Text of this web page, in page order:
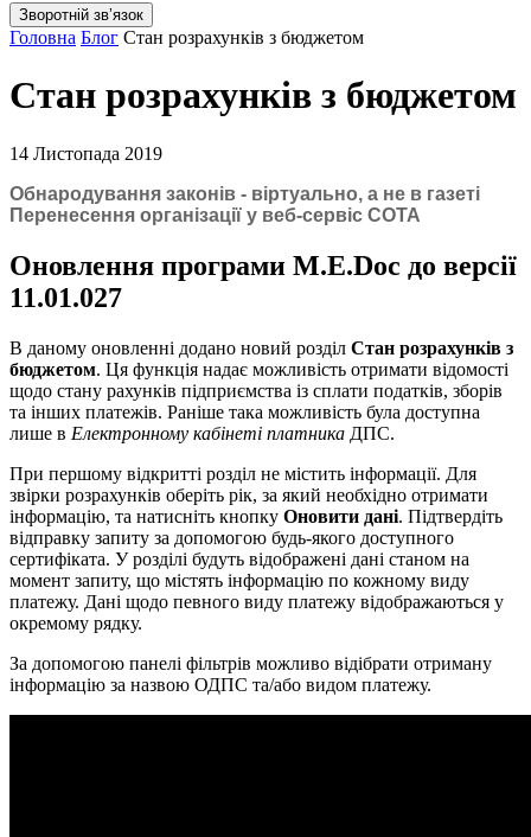
Зворотній звʼязок
Головна Блог Стан розрахунків з бюджетом
Стан розрахунків з бюджетом
14 Листопада 2019
Обнародування законів - віртуально, а не в газеті
Перенесення організації у веб-сервіс СОТА
Оновлення програми M.E.Doc до версії
11.01.027
В даному оновленні додано новий розділ Стан розрахунків з
бюджетом. Ця функція надає можливість отримати відомості
щодо стану рахунків підприємства із сплати податків, зборів
та інших платежів. Раніше така можливість була доступна
лише в Електронному кабінеті платника ДПС.
При першому відкритті розділ не містить інформації. Для
звірки розрахунків оберіть рік, за який необхідно отримати
інформацію, та натисніть кнопку Оновити дані. Підтвердіть
відправку запиту за допомогою будь-якого доступного
сертифіката. У розділі будуть відображені дані станом на
момент запиту, що містять інформацію по кожному виду
платежу. Дані щодо певного виду платежу відображаються у
окремому рядку.
За допомогою панелі фільтрів можливо відібрати отриману
інформацію за назвою ОДПС та/або видом платежу.